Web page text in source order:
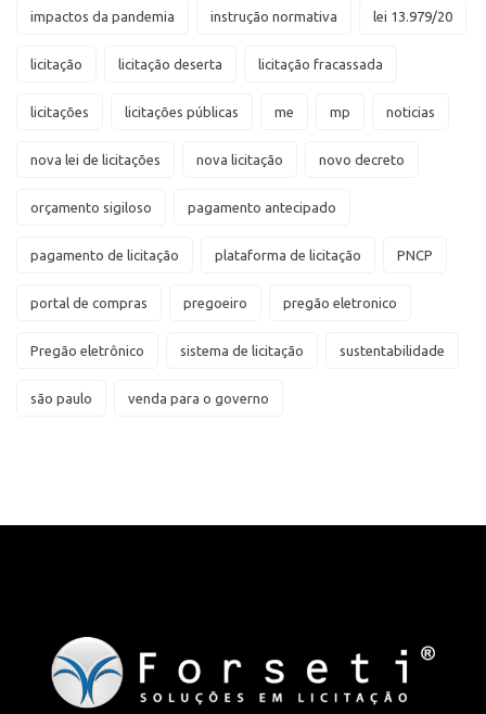
impactos da pandemia instrução normativa lei 13.979/20
licitação licitação deserta licitação fracassada
licitações licitações públicas me mp noticias
nova lei de licitações nova licitação novo decreto
orçamento sigiloso pagamento antecipado
pagamento de licitação plataforma de licitação PNCP
portal de compras pregoeiro pregão eletronico
Pregão eletrônico sistema de licitação sustentabilidade
são paulo venda para o governo